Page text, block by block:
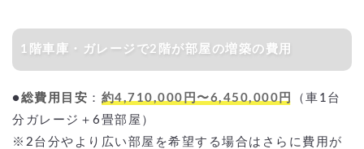
1階車庫・ガレージで2階が部屋の増築の費用
●総費用目安 ： 約4,710,000円〜6,450,000円
（車1台
分ガレージ＋6畳部屋）
※2台分やより広い部屋を希望する場合はさらに費用が